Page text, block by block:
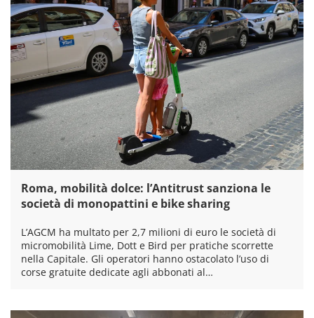
Roma, mobilità dolce: l’Antitrust sanziona le
società di monopattini e bike sharing
L’AGCM ha multato per 2,7 milioni di euro le società di
micromobilità Lime, Dott e Bird per pratiche scorrette
nella Capitale. Gli operatori hanno ostacolato l’uso di
corse gratuite dedicate agli abbonati al…